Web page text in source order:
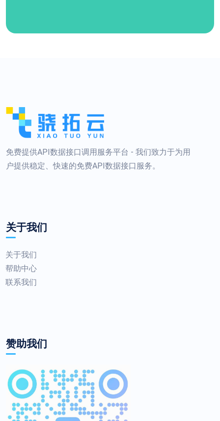
免费提供API数据接口调用服务平台 - 我们致力于为用
户提供稳定、快速的免费API数据接口服务。
关于我们
关于我们
帮助中心
联系我们
赞助我们